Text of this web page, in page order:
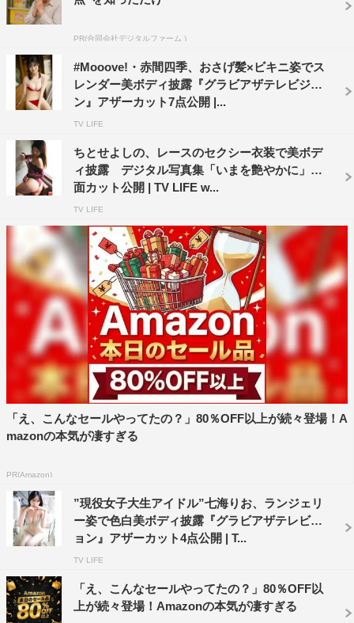
PR(合同会社デジタルファーム )
#Mooove!・赤間四季、おさげ髪×ビキニ姿でス
レンダー美ボディ披露『グラビアザテレビジョ
ン』アザーカット7点公開 |...
TV LIFE
ちとせよしの、レースのセクシー衣装で美ボデ
ィ披露 デジタル写真集「いまを艶やかに」誌
面カット公開 | TV LIFE w...
TV LIFE
「え、こんなセールやってたの？」80％OFF以上が続々登場！A
mazonの本気が凄すぎる
PR(Amazon)
”現役女子大生アイドル”七海りお、ランジェリ
ー姿で色白美ボディ披露『グラビアザテレビジ
ョン』アザーカット4点公開 | T...
TV LIFE
「え、こんなセールやってたの？」80％OFF以
上が続々登場！Amazonの本気が凄すぎる